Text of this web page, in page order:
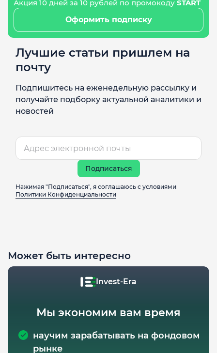
Акция 10 дней за 10 рублей по промокоду START
Оформить подписку
Лучшие статьи пришлем на
почту
Подпишитесь на еженедельную рассылку и
получайте подборку актуальной аналитики и
новостей
Подписаться
Нажимая "Подписаться", я соглашаюсь с условиями
Политики Конфиденциальности
Может быть интересно
Invest-Era
Мы экономим вам время
научим зарабатывать на фондовом
рынке